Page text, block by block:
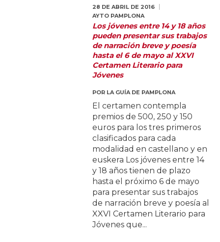
28 DE ABRIL DE 2016
AYTO PAMPLONA
Los jóvenes entre 14 y 18 años
pueden presentar sus trabajos
de narración breve y poesía
hasta el 6 de mayo al XXVI
Certamen Literario para
Jóvenes
POR LA GUÍA DE PAMPLONA
El certamen contempla
premios de 500, 250 y 150
euros para los tres primeros
clasificados para cada
modalidad en castellano y en
euskera Los jóvenes entre 14
y 18 años tienen de plazo
hasta el próximo 6 de mayo
para presentar sus trabajos
de narración breve y poesía al
XXVI Certamen Literario para
Jóvenes que...